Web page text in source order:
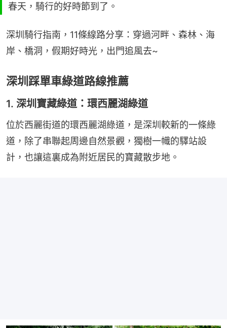
春天，騎行的好時節到了。
深圳騎行指南，11條線路分享：穿過河畔、森林、海
岸、橋洞，假期好時光，出門追風去~
深圳踩單車綠道路線推薦
1. 深圳寶藏綠道：環西麗湖綠道
位於西麗街道的環西麗湖綠道，是深圳較新的一條綠
道，除了串聯起周邊自然景觀，獨樹一幟的驛站設
計，也讓這裏成為附近居民的寶藏散步地。